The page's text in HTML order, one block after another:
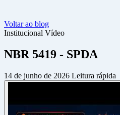
Voltar ao blog
Institucional Vídeo
NBR 5419 - SPDA
14 de junho de 2026 Leitura rápida